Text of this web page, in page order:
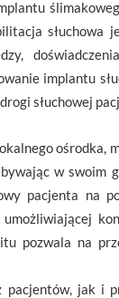
słuchowa
implantu
słuchowej
ośrodka,
w swoim
pacjenta na
pozwala na
jak i